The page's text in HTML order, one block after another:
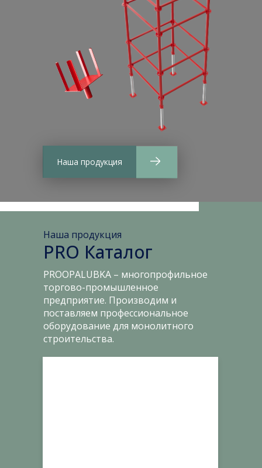
Наша продукция
PROOPALUBKA – многопрофильное
торгово-промышленное
предприятие. Производим и
поставляем профессиональное
оборудование для монолитного
строительства.
PRO Каталог
Наша продукция